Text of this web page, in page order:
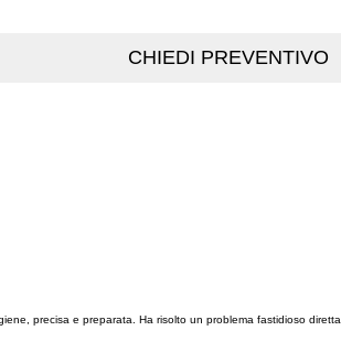
precisa e preparata. Ha risolto un problema fastidioso